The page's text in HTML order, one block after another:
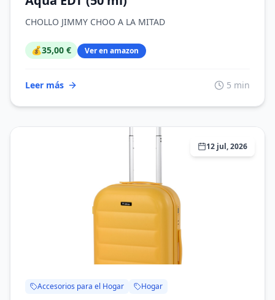
CHOLLO JIMMY CHOO A LA MITAD
💰35,00 € Ver en amazon
Leer más 5 min
12 jul, 2026
Accesorios para el Hogar Hogar